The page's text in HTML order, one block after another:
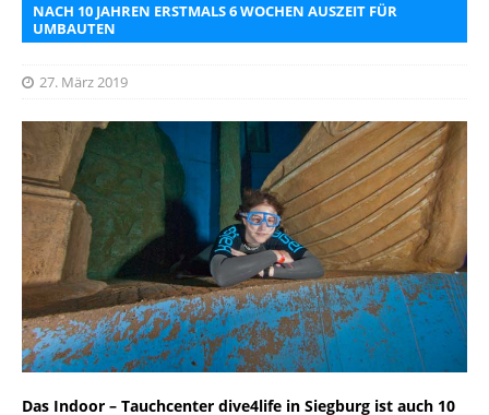
NACH 10 JAHREN ERSTMALS 6 WOCHEN AUSZEIT FÜR
UMBAUTEN
27. März 2019
Das Indoor – Tauchcenter dive4life in Siegburg ist auch 10